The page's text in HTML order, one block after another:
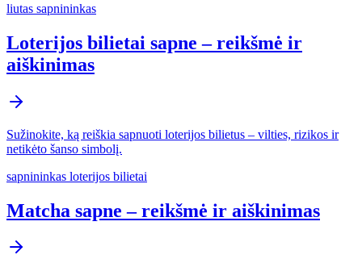
liutas sapnininkas
Loterijos bilietai sapne – reikšmė ir
aiškinimas
Sužinokite, ką reiškia sapnuoti loterijos bilietus – vilties, rizikos ir
netikėto šanso simbolį.
sapnininkas loterijos bilietai
Matcha sapne – reikšmė ir aiškinimas